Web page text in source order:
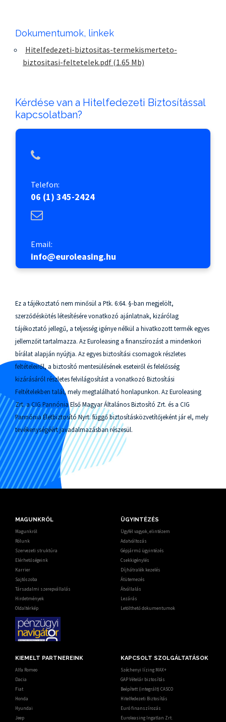
Dokumentumok, linkek
Hitelfedezeti-biztositas-termekismerteto-
biztositasi-feltetelek.pdf (1.65 Mb)
Kérdése van a Hitelfedezeti Biztosítással
kapcsolatban?
Telefon:
06 (1) 345-2424
Email:
info@euroleasing.hu
Ez a tájékoztató nem minősül a Ptk. 6:64. §-ban megjelölt,
szerződéskötés létesítésére vonatkozó ajánlatnak, kizárólag
tájékoztató jellegű, a teljesség igénye nélkül a hivatkozott termék egyes
jellemzőit tartalmazza. Az Euroleasing a finanszírozást a mindenkori
bírálat alapján nyújtja. Az egyes biztosítási csomagok részletes
feltételeiről, a biztosító mentesülésének eseteiről és felelősség
kizárásáról részletes felvilágosítást a vonatkozó Biztosítási
Feltételekben talál, mely megtalálható honlapunkon. Az Euroleasing
Zrt. a CIG Pannónia Első Magyar Általános Biztosító Zrt. és a CIG
Pannónia Életbiztosító Nyrt. függő biztosításközvetítőjeként jár el, mely
tevékenységéért javadalmazásban részesül.
MAGUNKRÓL
Magunkról
Rólunk
Szervezeti struktúra
Elérhetőségeink
Karrier
Sajtószoba
Társadalmi szerepvállalás
Hirdetmények
Oldaltérkép
ÜGYINTÉZÉS
Ügyfél vagyok, elintézem
Adatváltozás
Gépjármű ügyintézés
Csekkigénylés
Díjhátralék kezelés
Átütemezés
Átvállalás
Lezárás
Letölthető dokumentumok
KIEMELT PARTNEREINK
Alfa Romeo
Dacia
Fiat
Honda
Hyundai
Jeep
KAPCSOLT SZOLGÁLTATÁSOK
Széchenyi lízing MAX+
GAP Vételár biztosítás
Beépített (integrált) CASCO
Hitelfedezeti Biztosítás
Euró finanszírozás
Euroleasing Ingatlan Zrt.